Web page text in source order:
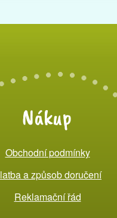
Nákup
Obchodní podmínky
a způsob doručení
Reklamační řád